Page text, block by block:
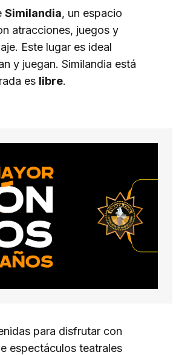
Similandia, un espacio
atracciones, juegos y
Este lugar es ideal
y juegan. Similandia está
es libre.
para disfrutar con
espectáculos teatrales